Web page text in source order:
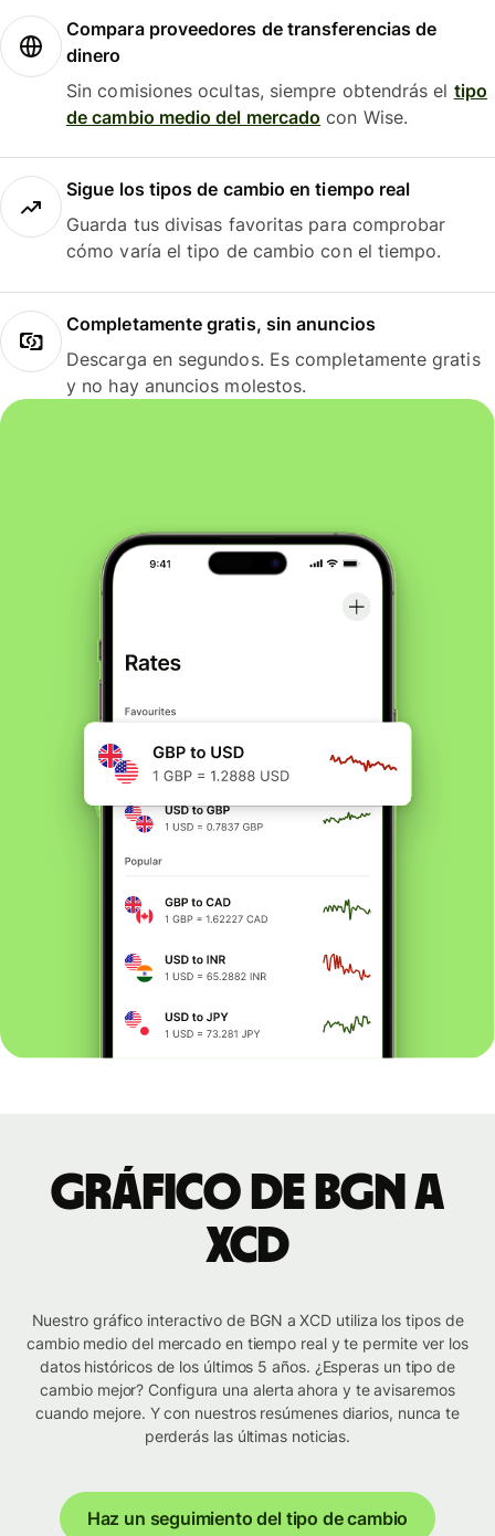
Compara proveedores de transferencias de
dinero
Sin comisiones ocultas, siempre obtendrás el tipo
de cambio medio del mercado con Wise.
Sigue los tipos de cambio en tiempo real
Guarda tus divisas favoritas para comprobar
cómo varía el tipo de cambio con el tiempo.
Completamente gratis, sin anuncios
Descarga en segundos. Es completamente gratis
y no hay anuncios molestos.
Gráfico de BGN a
XCD
Nuestro gráfico interactivo de BGN a XCD utiliza los tipos de
cambio medio del mercado en tiempo real y te permite ver los
datos históricos de los últimos 5 años. ¿Esperas un tipo de
cambio mejor? Configura una alerta ahora y te avisaremos
cuando mejore. Y con nuestros resúmenes diarios, nunca te
perderás las últimas noticias.
Haz un seguimiento del tipo de cambio